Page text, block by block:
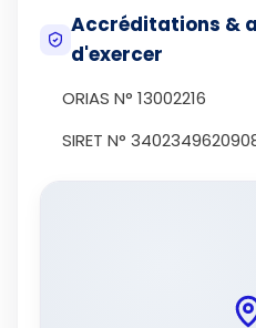
Accréditations &
d'exercer
ORIAS N° 13002216
SIRET N°